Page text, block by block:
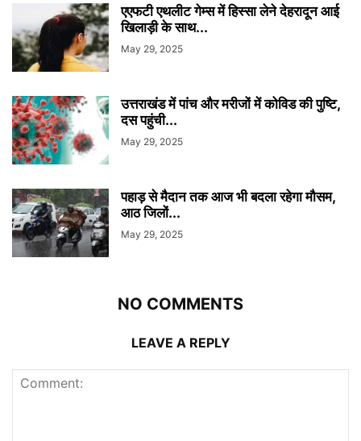
एएफटी एथलीट गेम्स में हिस्सा लेने देहरादून आई
खिलाड़ी के साथ...
May 29, 2025
उत्तराखंड में पांच और मरीजों में कोविड की पुष्टि,
दस पहुंची...
May 29, 2025
पहाड़ से मैदान तक आज भी बदला रहेगा मौसम,
आठ जिलों...
May 29, 2025
NO COMMENTS
LEAVE A REPLY